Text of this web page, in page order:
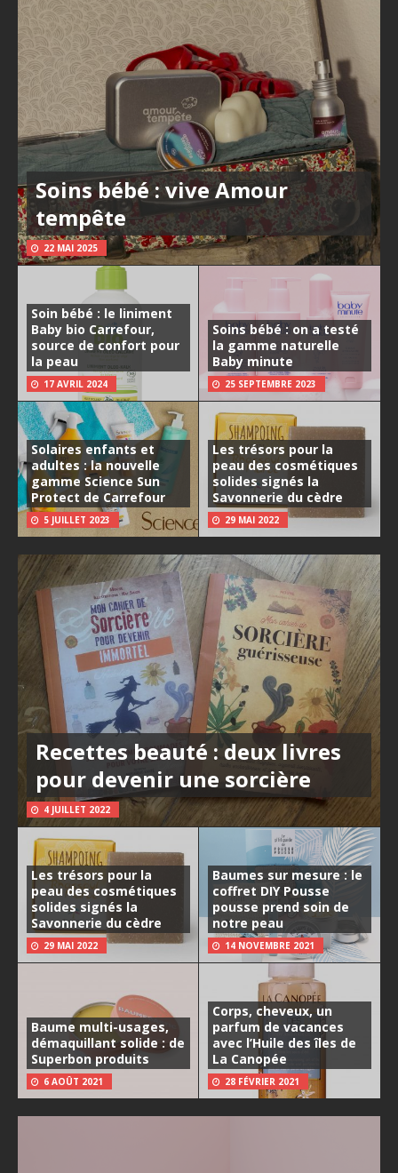
Soins bébé : vive Amour
tempête
22 MAI 2025
Soin bébé : le liniment
Baby bio Carrefour,
source de confort pour
la peau
17 AVRIL 2024
Soins bébé : on a testé
la gamme naturelle
Baby minute
25 SEPTEMBRE 2023
Solaires enfants et
adultes : la nouvelle
gamme Science Sun
Protect de Carrefour
5 JUILLET 2023
Les trésors pour la
peau des cosmétiques
solides signés la
Savonnerie du cèdre
29 MAI 2022
Recettes beauté : deux livres
pour devenir une sorcière
4 JUILLET 2022
Les trésors pour la
peau des cosmétiques
solides signés la
Savonnerie du cèdre
29 MAI 2022
Baumes sur mesure : le
coffret DIY Pousse
pousse prend soin de
notre peau
14 NOVEMBRE 2021
Baume multi-usages,
démaquillant solide : de
Superbon produits
6 AOÛT 2021
Corps, cheveux, un
parfum de vacances
avec l’Huile des îles de
La Canopée
28 FÉVRIER 2021